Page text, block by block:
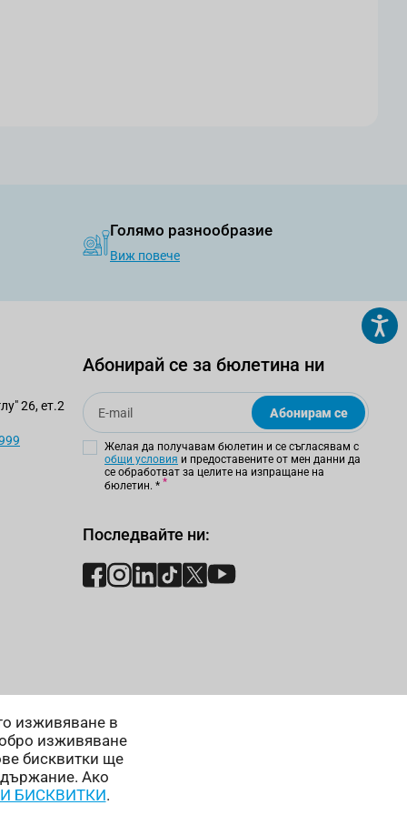
изживяване в
изживяване
бисквитки ще
Ако
БИСКВИТКИ.
Голямо разнообразие
Виж повече
26, ет.2
Абонирай се за бюлетина ни
Email
Абонирам се
Желая да получавам бюлетин и се съгласявам с
общи условия и предоставените от мен данни да
се обработват за целите на изпращане на
бюлетин. *
Последвайте ни: